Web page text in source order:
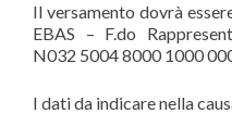
Il versamento dovrà
EBAS – F.do
N032 5004 8000 1000
I dati da indicare nella